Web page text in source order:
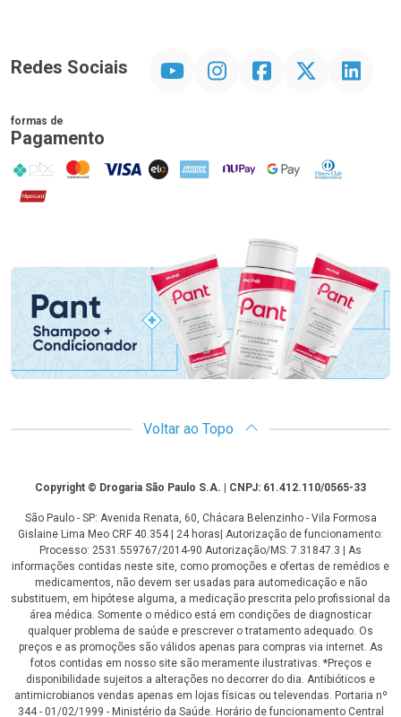
Redes Sociais InstagramFacebookTwitter Linkedin
formas de
Pagamento
PIX MasterCard
VISA ELO AMEX NuPay Google PayDiners Club
Hipercard
Promoção em Destaque
Voltar ao Topo
CopyrightCopyright © Drogaria São Paulo S.A. | CNPJ: 61.412.110/0565-33
São Paulo - SP: Avenida Renata, 60, Chácara Belenzinho - Vila Formosa
Gislaine Lima Meo CRF 40.354 | 24 horas| Autorização de funcionamento:
Processo: 2531.559767/2014-90 Autorização/MS: 7.31847.3 | As
informações contidas neste site, como promoções e ofertas de remédios e
medicamentos, não devem ser usadas para automedicação e não
substituem, em hipótese alguma, a medicação prescrita pelo profissional da
área médica. Somente o médico está em condições de diagnosticar
qualquer problema de saúde e prescrever o tratamento adequado. Os
preços e as promoções são válidos apenas para compras via internet. As
fotos contidas em nosso site são meramente ilustrativas. *Preços e
disponibilidade sujeitos a alterações no decorrer do dia. Antibióticos e
antimicrobianos vendas apenas em lojas físicas ou televendas. Portaria nº
344 - 01/02/1999 - Ministério da Saúde. Horário de funcionamento Central